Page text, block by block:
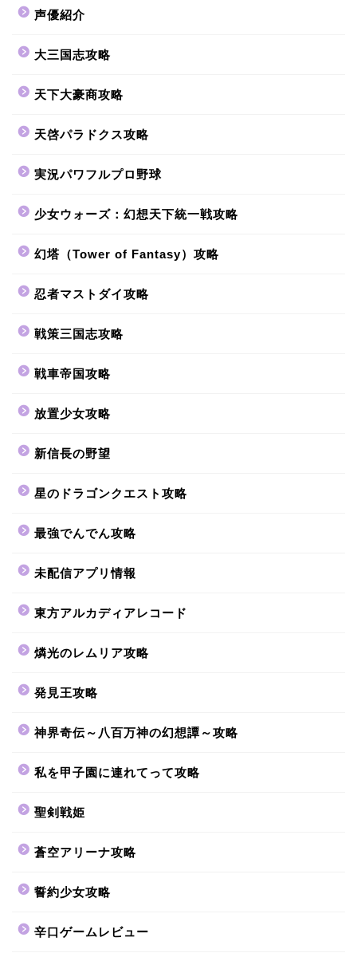
声優紹介
大三国志攻略
天下大豪商攻略
天啓パラドクス攻略
実況パワフルプロ野球
少女ウォーズ：幻想天下統一戦攻略
幻塔（Tower of Fantasy）攻略
忍者マストダイ攻略
戦策三国志攻略
戦車帝国攻略
放置少女攻略
新信長の野望
星のドラゴンクエスト攻略
最強でんでん攻略
未配信アプリ情報
東方アルカディアレコード
燐光のレムリア攻略
発見王攻略
神界奇伝～八百万神の幻想譚～攻略
私を甲子園に連れてって攻略
聖剣戦姫
蒼空アリーナ攻略
誓約少女攻略
辛口ゲームレビュー